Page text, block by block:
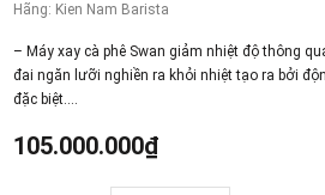
Hãng: Kien Nam Barista
– Máy xay cà phê Swan giảm nhiệt độ thông
đai ngăn lưỡi nghiền ra khỏi nhiệt tạo ra bởi
đặc biệt....
105.000.000₫